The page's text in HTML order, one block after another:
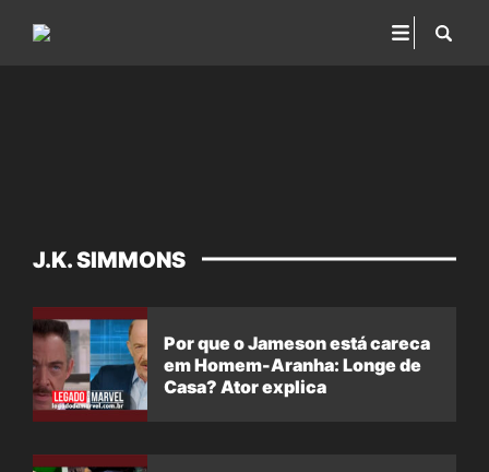
J.K. SIMMONS
Por que o Jameson está careca
em Homem-Aranha: Longe de
Casa? Ator explica